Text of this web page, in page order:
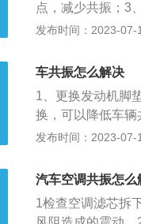
点，减少共振；3
轴经过隔音减振
振的原因：引起
为这是两个完全
机的噪音。简要
爪垫橡胶的高温
机缺缸也会引起
汽车共振。
发布时间：2023-07-
车共振怎么解决
1、更换发动机脚
换，可以降低车
会导致车共振，
发布时间：2023-07-
汽车空调共振怎么
1检查空调滤芯拆